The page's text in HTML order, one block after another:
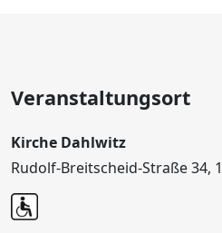
Veranstaltungsort
Kirche Dahlwitz
Rudolf-Breitscheid-Straße 34,